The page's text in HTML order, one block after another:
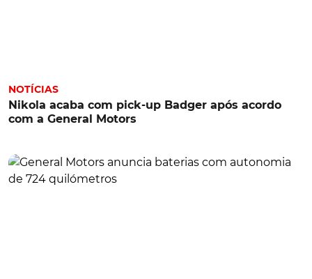
NOTÍCIAS
Nikola acaba com pick-up Badger após acordo
com a General Motors